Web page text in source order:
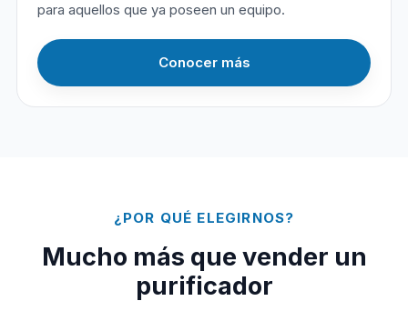
para aquellos que ya poseen un equipo.
Conocer más
¿POR QUÉ ELEGIRNOS?
Mucho más que vender un
purificador